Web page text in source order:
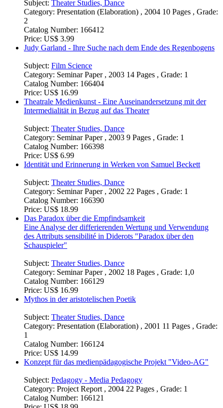
Subject:Theater Studies, Dance
Category:
2
Catalog Number:
Price:US$ 3.99
Subject:Film Science
Category:Seminar Paper , 2003 14 Pages , Grade: 1
Catalog Number:166404
Price:US$ 16.99
Intermedialität in Bezug auf das Theater
Subject:Theater Studies, Dance
Category:Seminar Paper , 2003 9 Pages , Grade: 1
Price:US$ 6.99
Identität und Erinnerung in Werken von Samuel Beckett
Subject:Theater Studies, Dance
Category:Seminar Paper , 2002 22 Pages , Grade: 1
Catalog Number:166390
Price:US$ 18.99
Eine Analyse der differierenden Wertung und Verwendung
des Attributs sensibilité in Diderots "Paradox über den
Schauspieler"
Subject:Theater Studies, Dance
Catalog Number:166129
Price:US$ 16.99
Mythos in der aristotelischen Poetik
Subject:Theater Studies, Dance
Category:Presentation (Elaboration) , 2001 11 Pages , Grade:
Catalog Number:166124
Price:US$ 14.99
Konzept für das medienpädagogische Projekt "Video-AG"